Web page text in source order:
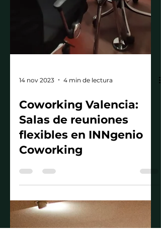
14 nov 2023 4 min de lectura
Coworking Valencia: